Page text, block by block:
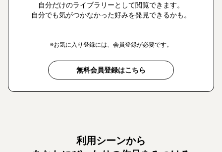
自分だけのライブラリーとして閲覧できます。
自分でも気がつかなかった好みを発見できるかも。
※お気に入り登録には、会員登録が必要です。
無料会員登録はこちら
利用シーンから